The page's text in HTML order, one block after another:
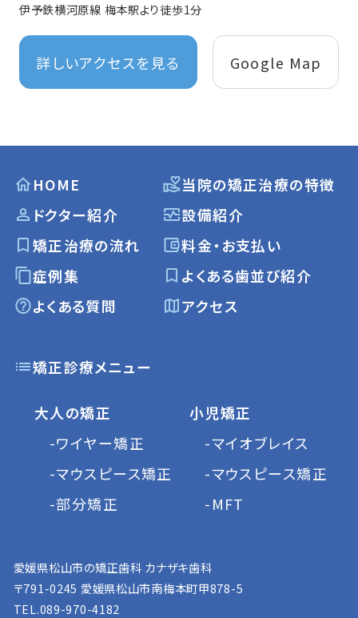
伊予鉄横河原線 梅本駅より徒歩1分
詳しいアクセスを見る Google Map
HOME
当院の矯正治療の特徴
ドクター紹介
設備紹介
矯正治療の流れ
料金・お支払い
症例集
よくある歯並び紹介
よくある質問
アクセス
矯正診療メニュー
大人の矯正
-ワイヤー矯正
-マウスピース矯正
-部分矯正
小児矯正
-マイオブレイス
-マウスピース矯正
-MFT
愛媛県松山市の矯正歯科 カナザキ歯科
〒791-0245 愛媛県松山市南梅本町甲878-5
TEL.089-970-4182